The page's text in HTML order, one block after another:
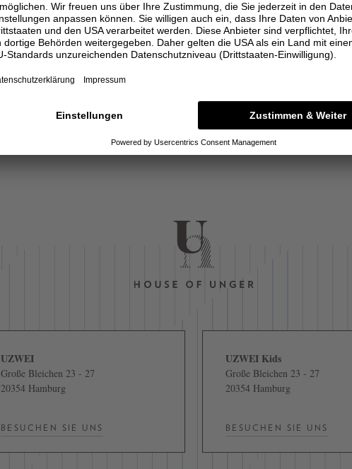
*Pflichtfeld
DieDatenschutzbestimmungenhabe ich zur Kenntnis genommen.
UZWEI
Große Bleichen 23 - 27
20354 Hamburg
BESUCHEN SIE UNS
UZWEI Kids
Große Bleichen 23 - 27
20354 Hamburg
BESUCHEN SIE UNS